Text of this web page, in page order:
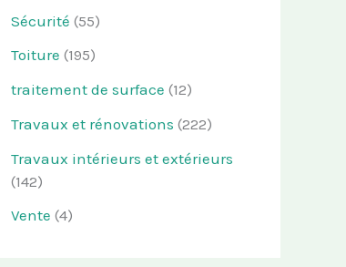
Sécurité (55)
Toiture (195)
traitement de surface (12)
Travaux et rénovations (222)
Travaux intérieurs et extérieurs
(142)
Vente (4)